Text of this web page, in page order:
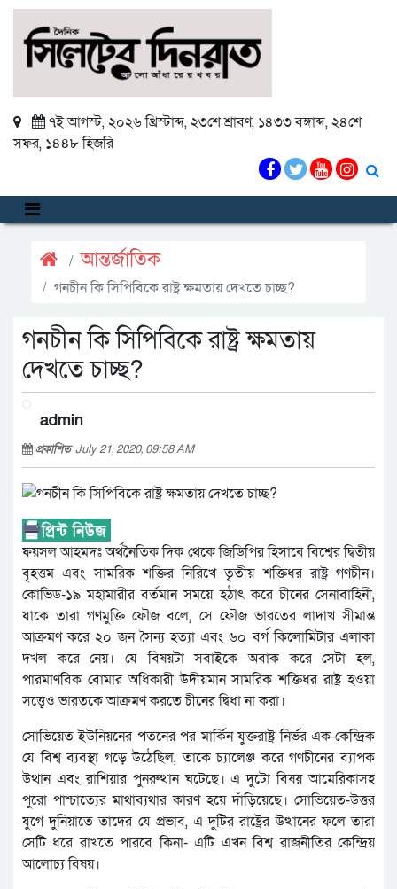
৭ই আগস্ট, ২০২৬ খ্রিস্টাব্দ, ২৩শে শ্রাবণ, ১৪৩৩ বঙ্গাব্দ, ২৪শে
সফর, ১৪৪৮ হিজরি
আন্তর্জাতিক
গনচীন কি সিপিবিকে রাষ্ট্র ক্ষমতায় দেখতে চাচ্ছ?
গনচীন কি সিপিবিকে রাষ্ট্র ক্ষমতায়
দেখতে চাচ্ছ?
admin
প্রকাশিতJuly 21, 2020, 09:58 AM
ফয়সল আহমদঃ অর্থনৈতিক দিক থেকে জিডিপির হিসাবে বিশ্বের দ্বিতীয়
বৃহত্তম এবং সামরিক শক্তির নিরিখে তৃতীয় শক্তিধর রাষ্ট্র গণচীন।
কোভিড-১৯ মহামারীর বর্তমান সময়ে হঠাৎ করে চীনের সেনাবাহিনী,
যাকে তারা গণমুক্তি ফৌজ বলে, সে ফৌজ ভারতের লাদাখ সীমান্ত
আক্রমণ করে ২০ জন সৈন্য হত্যা এবং ৬০ বর্গ কিলোমিটার এলাকা
দখল করে নেয়। যে বিষয়টা সবাইকে অবাক করে সেটা হল,
পারমাণবিক বোমার অধিকারী উদীয়মান সামরিক শক্তিধর রাষ্ট্র হওয়া
সত্ত্বেও ভারতকে আক্রমণ করতে চীনের দ্বিধা না করা।
সোভিয়েত ইউনিয়নের পতনের পর মার্কিন যুক্তরাষ্ট্র নির্ভর এক-কেন্দ্রিক
যে বিশ্ব ব্যবস্থা গড়ে উঠেছিল, তাকে চ্যালেঞ্জ করে গণচীনের ব্যাপক
উত্থান এবং রাশিয়ার পুনরুত্থান ঘটেছে। এ দুটো বিষয় আমেরিকাসহ
পুরো পাশ্চাত্যের মাথাব্যথার কারণ হয়ে দাঁড়িয়েছে। সোভিয়েত-উত্তর
যুগে দুনিয়াতে তাদের যে প্রভাব, এ দুটির রাষ্ট্রের উত্থানের ফলে তারা
সেটি ধরে রাখতে পারবে কিনা- এটি এখন বিশ্ব রাজনীতির কেন্দ্রিয়
আলোচ্য বিষয়।